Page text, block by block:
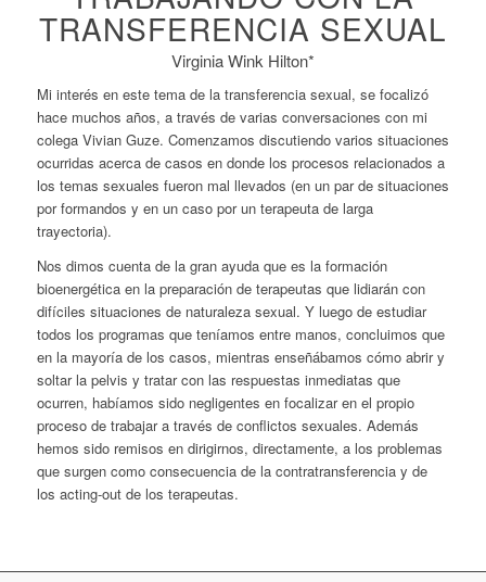
TRANSFERENCIA SEXUAL
Virginia Wink Hilton*
Mi interés en este tema de la transferencia sexual, se focalizó
hace muchos años, a través de varias conversaciones con mi
colega Vivian Guze. Comenzamos discutiendo varios situaciones
ocurridas acerca de casos en donde los procesos relacionados a
los temas sexuales fueron mal llevados (en un par de situaciones
por formandos y en un caso por un terapeuta de larga
trayectoria).
Nos dimos cuenta de la gran ayuda que es la formación
bioenergética en la preparación de terapeutas que lidiarán con
difíciles situaciones de naturaleza sexual. Y luego de estudiar
todos los programas que teníamos entre manos, concluimos que
en la mayoría de los casos, mientras enseñábamos cómo abrir y
soltar la pelvis y tratar con las respuestas inmediatas que
ocurren, habíamos sido negligentes en focalizar en el propio
proceso de trabajar a través de conflictos sexuales. Además
hemos sido remisos en dirigirnos, directamente, a los problemas
que surgen como consecuencia de la contratransferencia y de
los acting-out de los terapeutas.